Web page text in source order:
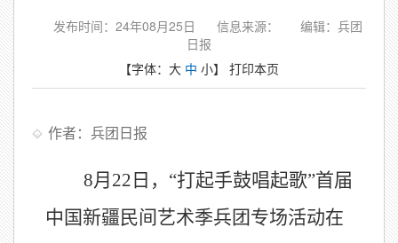
发布时间：24年08月25日 信息来源：
编辑：兵团
日报
【字体： 大 中 小】 打印本页
作者：兵团日报
8月 22 日， “打起手鼓唱起歌”首届
中国新疆民间艺术季兵团专场活动在